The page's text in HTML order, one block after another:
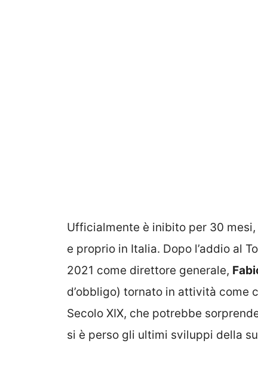
Ufficialmente è inibito per 30
e proprio in Italia. Dopo l’addio al
2021 come direttore generale,
d’obbligo) tornato in attività come
Secolo XIX, che potrebbe
si è perso gli ultimi sviluppi della